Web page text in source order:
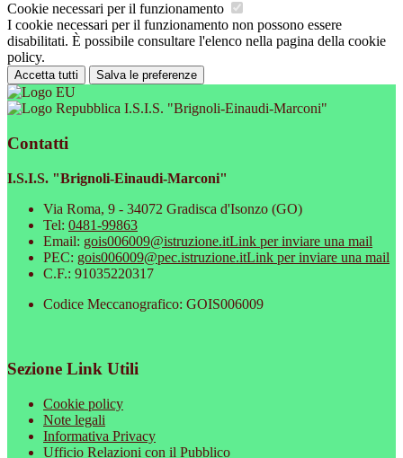
Cookie necessari per il funzionamento
I cookie necessari per il funzionamento non possono essere
disabilitati. È possibile consultare l'elenco nella pagina della cookie
policy.
Accetta tutti Salva le preferenze
I.S.I.S. "Brignoli-Einaudi-Marconi"
Contatti
I.S.I.S. "Brignoli-Einaudi-Marconi"
Via Roma, 9 - 34072 Gradisca d'Isonzo (GO)
Tel: 0481-99863
Email: gois006009@istruzione.itLink per inviare una mail
PEC: gois006009@pec.istruzione.itLink per inviare una mail
C.F.: 91035220317
Codice Meccanografico: GOIS006009
Sezione Link Utili
Cookie policy
Note legali
Informativa Privacy
Ufficio Relazioni con il Pubblico